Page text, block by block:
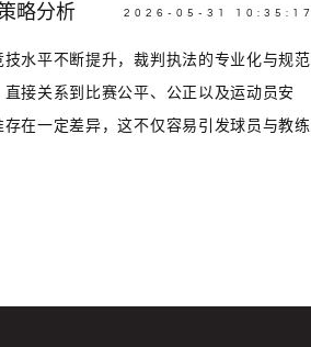
略分析 2026-05-31 10:35:17
水平不断提升，裁判执法的专业化与规范
接关系到比赛公平、公正以及运动员安
在一定差异，这不仅容易引发球员与教练